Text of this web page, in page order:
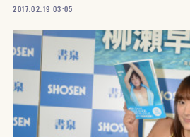
2017.02.19 03:05